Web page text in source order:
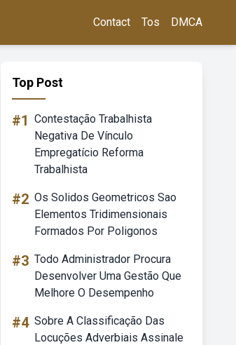
Contact Tos DMCA
Top Post
#1 Contestação Trabalhista
Negativa De Vínculo
Empregatício Reforma
Trabalhista
#2 Os Solidos Geometricos Sao
Elementos Tridimensionais
Formados Por Poligonos
#3 Todo Administrador Procura
Desenvolver Uma Gestão Que
Melhore O Desempenho
#4 Sobre A Classificação Das
Locuções Adverbiais Assinale